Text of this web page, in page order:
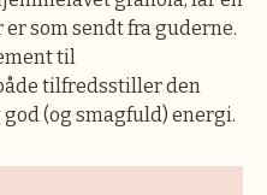
som sendt fra guderne.
til
tilfredsstiller den
(og smagfuld) energi.